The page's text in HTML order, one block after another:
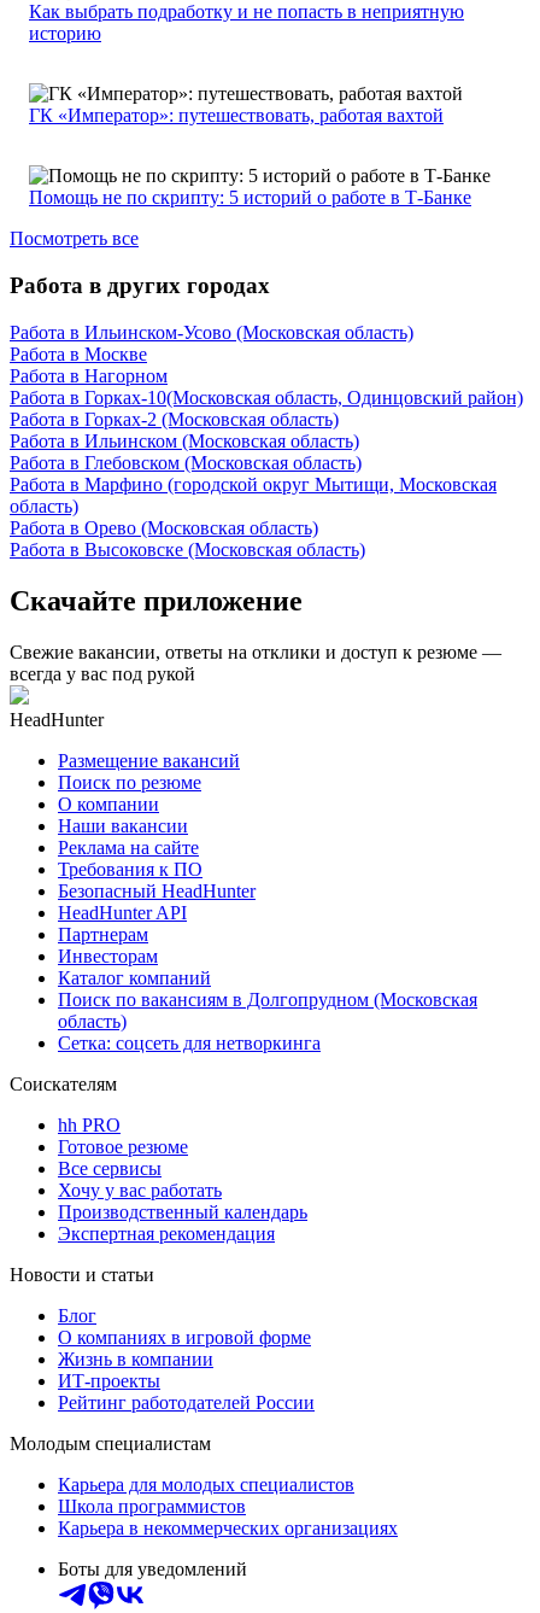
Как выбрать подработку и не попасть в неприятную
историю
ГК «Император»: путешествовать, работая вахтой
Помощь не по скрипту: 5 историй о работе в Т-Банке
Посмотреть все
Работа в других городах
Работа в Ильинском-Усово (Московская область)
Работа в Москве
Работа в Нагорном
Работа в Горках-10(Московская область, Одинцовский район)
Работа в Горках-2 (Московская область)
Работа в Ильинском (Московская область)
Работа в Глебовском (Московская область)
Работа в Марфино (городской округ Мытищи, Московская
область)
Работа в Орево (Московская область)
Работа в Высоковске (Московская область)
Скачайте приложение
Свежие вакансии, ответы на отклики и доступ к резюме —
всегда у вас под рукой
HeadHunter
Размещение вакансий
Поиск по резюме
О компании
Наши вакансии
Реклама на сайте
Требования к ПО
Безопасный HeadHunter
HeadHunter API
Партнерам
Инвесторам
Каталог компаний
Поиск по вакансиям в Долгопрудном (Московская
область)
Сетка: соцсеть для нетворкинга
Соискателям
hh PRO
Готовое резюме
Все сервисы
Хочу у вас работать
Производственный календарь
Экспертная рекомендация
Новости и статьи
Блог
О компаниях в игровой форме
Жизнь в компании
ИТ-проекты
Рейтинг работодателей России
Молодым специалистам
Карьера для молодых специалистов
Школа программистов
Карьера в некоммерческих организациях
Боты для уведомлений